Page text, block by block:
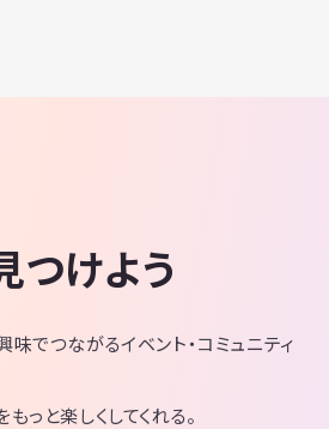
😆
つけよう
でつながるイベント・コミュニティ
っと楽しくしてくれる。